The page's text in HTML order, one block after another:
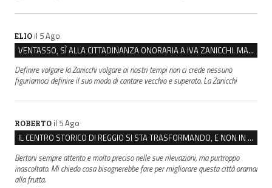
ELIO il 5 Ago
VENTASSO, SÌ ALLA CITTADINANZA ONORARIA A IVA ZANICCHI. MA BARGIACCHI: “È DI PESSIMO GUSTO”
Definire volgare la Zanicchi volgare ai nostri tempi non ci crede nessuno
figuriamoci definire il suo modo di cantare vecchio e superato. La Zanicchi
ROBERTO il 5 Ago
IL CENTRO STORICO DI REGGIO SI STA TRASFORMANDO, E NON IN MEGLIO
Bertoni sempre attento e molto preciso nelle sue rilevazioni, ma purtroppo
inascoltato. Mi chiedo cosa bisognerebbe fare per migliorare questa città oramai
alla frutta.